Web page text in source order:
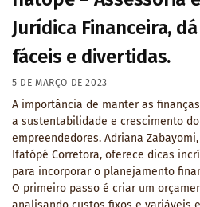
Jurídica Financeira,
fáceis e divertidas.
5 DE MARÇO DE 2023
A importância de manter as
a sustentabilidade e crescimento
empreendedores. Adriana
Ifatópé Corretora, oferece dicas
para incorporar o planejamento
O primeiro passo é criar um